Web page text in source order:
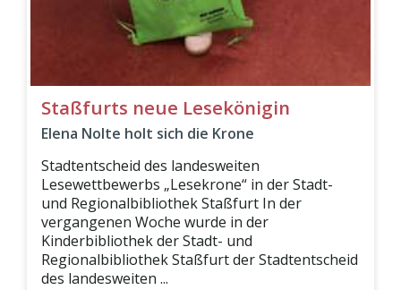
Staßfurts neue Lesekönigin
Elena Nolte holt sich die Krone
Stadtentscheid des landesweiten
Lesewettbewerbs „Lesekrone“ in der Stadt-
und Regionalbibliothek Staßfurt In der
vergangenen Woche wurde in der
Kinderbibliothek der Stadt- und
Regionalbibliothek Staßfurt der Stadtentscheid
des landesweiten ...